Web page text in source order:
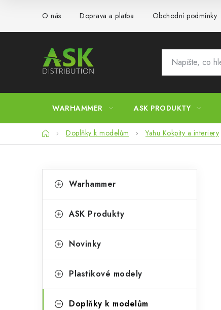
obsah
O nás Doprava a platba Obchodní podmínky
WARHAMMER ASK PRODUKTY
DomůDoplňky k modelům Yahu Kokpity a interiery
o
t
r
n
kategorie
a
e
o
i
Warhammer
ASK Produkty
Novinky
Plastikové modely
Doplňky k modelům